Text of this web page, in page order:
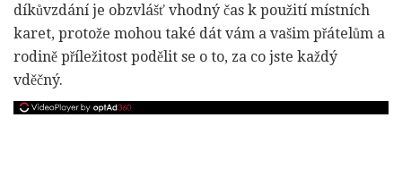
díkůvzdání je obzvlášť vhodný čas k použití místních
karet, protože mohou také dát vám a vašim přátelům a
rodině příležitost podělit se o to, za co jste každý
vděčný.